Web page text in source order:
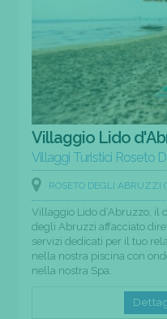
Villaggio Lido
Villaggi Turistici Roseto
ROSETO DEGLI ABRUZZI
Villaggio Lido d’Abruzzo, il
degli Abruzzi affacciato
servizi dedicati per il tuo
nella nostra piscina con
nella nostra Spa.